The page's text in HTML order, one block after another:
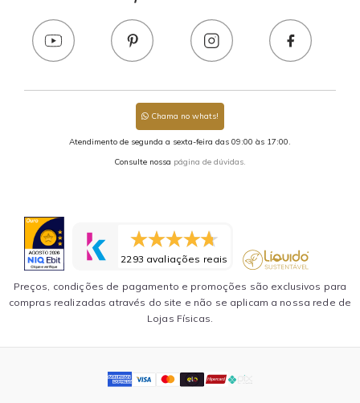
Chama no whats!
Atendimento de segunda a sexta-feira das 09:00 às 17:00.
Consulte nossa página de dúvidas.
2293 avaliações reais
Preços, condições de pagamento e promoções são exclusivos para
compras realizadas através do site e não se aplicam a nossa rede de
Lojas Físicas.